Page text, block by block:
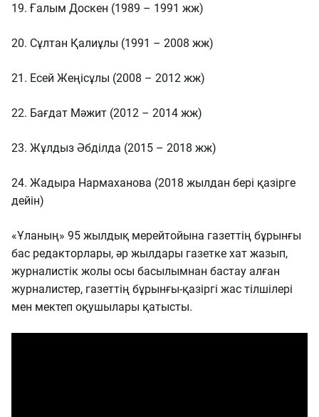
19. Ғалым Доскен (1989 – 1991 жж)
20. Сұлтан Қалиұлы (1991 – 2008 жж)
21. Есей Жеңісұлы (2008 – 2012 жж)
22. Бағдат Мәжит (2012 – 2014 жж)
23. Жұлдыз Әбділда (2015 – 2018 жж)
24. Жадыра Нармаханова (2018 жылдан бері қазірге
дейін)
«Ұланың» 95 жылдық мерейтойына газеттің бұрынғы
бас редакторлары, әр жылдары газетке хат жазып,
журналистік жолы осы басылымнан бастау алған
журналистер, газеттің бұрынғы-қазіргі жас тілшілері
мен мектеп оқушылары қатысты.